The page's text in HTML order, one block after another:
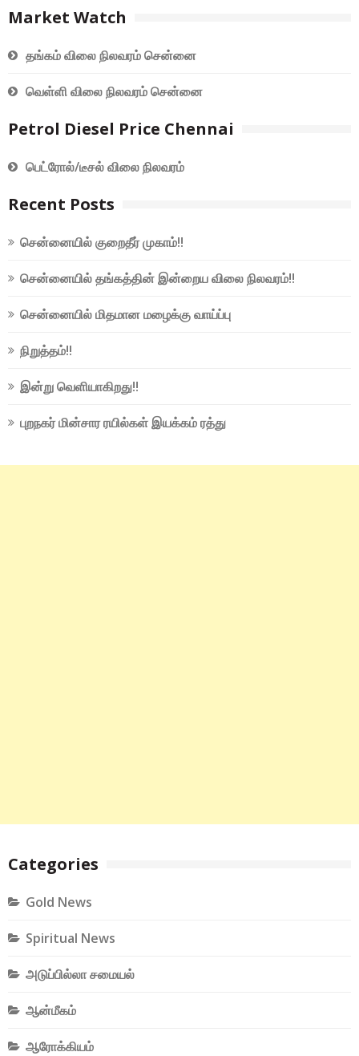
Market Watch
தங்கம் விலை நிலவரம் சென்னை
வெள்ளி விலை நிலவரம் சென்னை
Petrol Diesel Price Chennai
பெட்ரோல்/டீசல் விலை நிலவரம்
Recent Posts
சென்னையில் குறைதீர் முகாம்!!
சென்னையில் தங்கத்தின் இன்றைய விலை நிலவரம்!!
சென்னையில் மிதமான மழைக்கு வாய்ப்பு
நிறுத்தம்!!
இன்று வெளியாகிறது!!
புறநகர் மின்சார ரயில்கள் இயக்கம் ரத்து
Categories
Gold News
Spiritual News
அடுப்பில்லா சமையல்
ஆன்மீகம்
ஆரோக்கியம்